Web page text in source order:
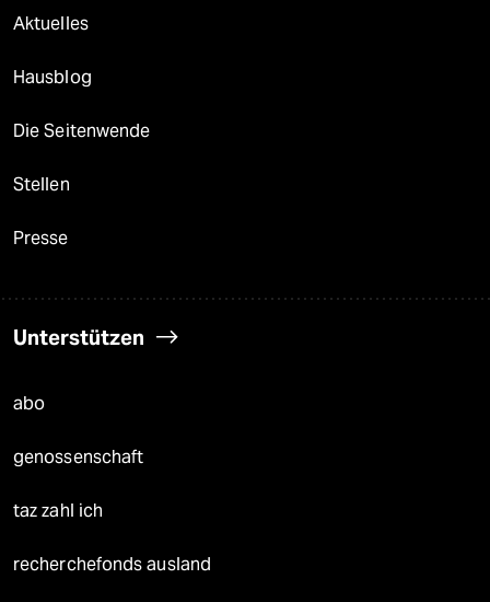
Aktuelles
Hausblog
Die Seitenwende
Stellen
Presse
Unterstützen
abo
genossenschaft
taz zahl ich
recherchefonds ausland